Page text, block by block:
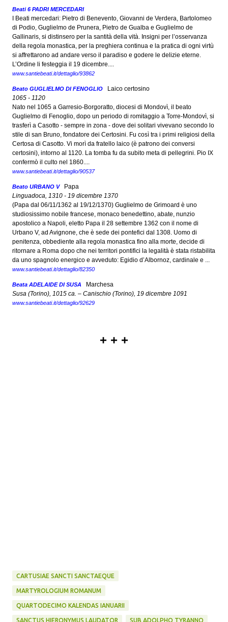
Beati 6 PADRI MERCEDARI
I Beati mercedari: Pietro di Benevento, Giovanni de Verdera, Bartolomeo
di Podio, Guglielmo de Prunera, Pietro de Gualba e Guglielmo de
Gallinaris, si distinsero per la santità della vità. Insigni per l’osservanza
della regola monastica, per la preghiera continua e la pratica di ogni virtù
si affrettarono ad andare verso il paradiso e godere le delizie eterne.
L’Ordine li festeggia il 19 dicembre....
www.santiebeati.it/dettaglio/93862
Beato GUGLIELMO DI FENOGLIO Laico certosino
1065 - 1120
Nato nel 1065 a Garresio-Borgoratto, diocesi di Mondovì, il beato
Guglielmo di Fenoglio, dopo un periodo di romitaggio a Torre-Mondovì, si
trasferì a Casotto - sempre in zona - dove dei solitari vivevano secondo lo
stile di san Bruno, fondatore dei Certosini. Fu così tra i primi religiosi della
Certosa di Casotto. Vi morì da fratello laico (è patrono dei conversi
certosini), intorno al 1120. La tomba fu da subito meta di pellegrini. Pio IX
confermò il culto nel 1860....
www.santiebeati.it/dettaglio/90537
Beato URBANO VPapa
Linguadoca, 1310 - 19 dicembre 1370
(Papa dal 06/11/1362 al 19/12/1370) Guglielmo de Grimoard è uno
studiosissimo nobile francese, monaco benedettino, abate, nunzio
apostolico a Napoli, eletto Papa il 28 settembre 1362 con il nome di
Urbano V, ad Avignone, che è sede dei pontefici dal 1308. Uomo di
penitenza, obbediente alla regola monastica fino alla morte, decide di
ritornare a Roma dopo che nei territori pontifici la legalità è stata ristabilita
da uno spagnolo energico e avveduto: Egidio d’Albornoz, cardinale e ...
www.santiebeati.it/dettaglio/82350
Beata ADELAIDE DI SUSA
Marchesa
Susa (Torino), 1015 ca. – Canischio (Torino), 19 dicembre 1091
www.santiebeati.it/dettaglio/92629
+ + +
CARTUSIAE SANCTI SANCTAEQUE
MARTYROLOGIUM ROMANUM
QUARTODECIMO KALENDAS IANUARII
SANCTUS HIERONYMUS LAUDATOR SUB ADOLPHO TYRANNO